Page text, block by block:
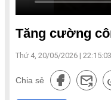
Tăng cường
Thứ 4, 20/05/2026 | 22:15:03
Chia sẻ